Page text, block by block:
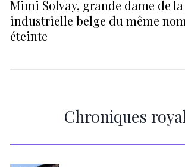
Mimi Solvay, grande dame de
industrielle belge du même
éteinte
Chroniques